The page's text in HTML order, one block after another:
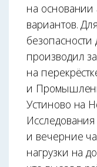
на основании
вариантов.
производил
на
и
Устиново на
и вечерние
нагрузки на